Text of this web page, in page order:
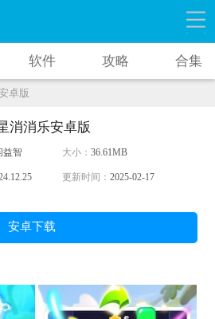
软件 攻略 合集
卓版
消消乐安卓版
益智 大小： 36.61MB
更新时间： 2025-02-17
安卓下载